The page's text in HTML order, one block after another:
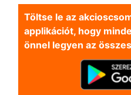
Töltse le az
applikációt, hogy
önnel legyen az